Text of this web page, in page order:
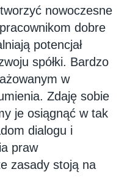
nowoczesne
dobre
potencjał
spółki. Bardzo
w
Zdaję sobie
je osiągnąć w tak
dialogu i
praw
zasady stoją na